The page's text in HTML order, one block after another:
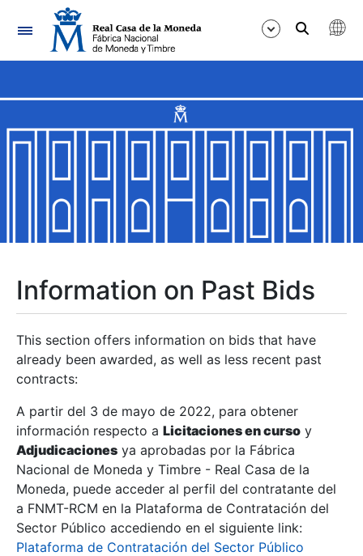
Navigation
Show/Hide
Show/Hide
Show/Hide
Show/Hide
Show/Hide
Information on Past Bids
This section offers information on bids that have
already been awarded, as well as less recent past
contracts:
A partir del 3 de mayo de 2022, para obtener
información respecto a Licitaciones en curso y
Adjudicaciones ya aprobadas por la Fábrica
Nacional de Moneda y Timbre - Real Casa de la
Moneda, puede acceder al perfil del contratante del
a FNMT-RCM en la Plataforma de Contratación del
Sector Público accediendo en el siguiente link:
Plataforma de Contratación del Sector Público